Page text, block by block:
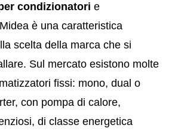
condizionatori e
è una caratteristica
scelta della marca che si
Sul mercato esistono molte
fissi: mono, dual o
con pompa di calore,
di classe energetica